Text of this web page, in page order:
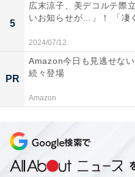
5
広末涼子、美デコルテ際
いお知らせが…」！ 「凄
2024/07/12
PR
Amazon今日も見逃せな
続々登場
Amazon